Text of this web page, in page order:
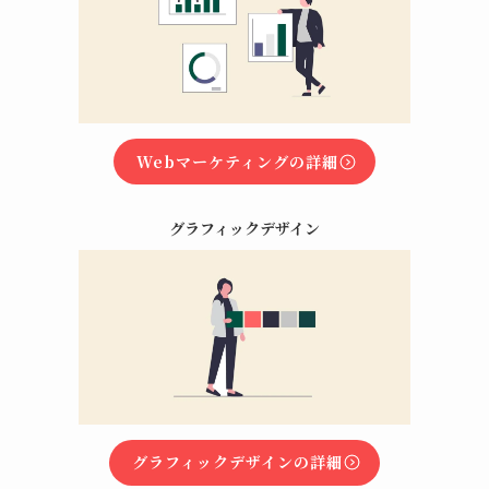
Webマーケティングの詳細
グラフィックデザイン
グラフィックデザインの詳細